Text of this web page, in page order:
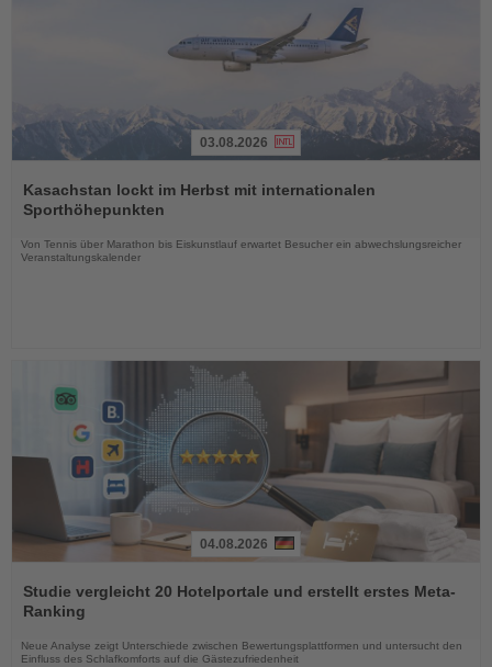
Sie
die
Nachrichten
03.08.2026
Kasachstan lockt im Herbst mit internationalen
Sporthöhepunkten
Von Tennis über Marathon bis Eiskunstlauf erwartet Besucher ein abwechslungsreicher
Veranstaltungskalender
Sie
die
Nachrichten
04.08.2026
Studie vergleicht 20 Hotelportale und erstellt erstes Meta-
Ranking
Neue Analyse zeigt Unterschiede zwischen Bewertungsplattformen und untersucht den
Einfluss des Schlafkomforts auf die Gästezufriedenheit